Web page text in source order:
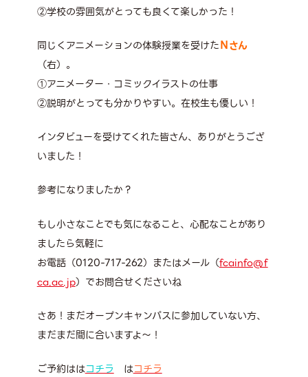
②学校の雰囲気がとっても良くて楽しかった！
同じくアニメーションの体験授業を受けたＮさん
（右）。
①アニメーター・コミックイラストの仕事
②説明がとっても分かりやすい。在校生も優しい！
インタビューを受けてくれた皆さん、ありがとうござ
いました！
参考になりましたか？
もし小さなことでも気になること、心配なことがあり
ましたら気軽に
お電話（0120-717-262）またはメール（fcainfo@f
ca.ac.jp）でお問合せくださいね
さあ！まだオープンキャンパスに参加していない方、
まだまだ間に合いますよ～！
ご予約ははコチラ はコチラ